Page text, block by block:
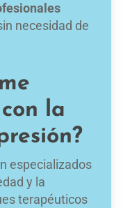
necesidad de
la
especializados
y la
terapéuticos